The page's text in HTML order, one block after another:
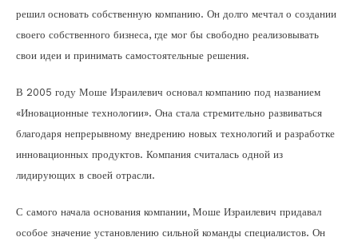
решил основать собственную компанию. Он долго мечтал о создании
своего собственного бизнеса, где мог бы свободно реализовывать
свои идеи и принимать самостоятельные решения.
В 2005 году Моше Израилевич основал компанию под названием
«Иновационные технологии». Она стала стремительно развиваться
благодаря непрерывному внедрению новых технологий и разработке
инновационных продуктов. Компания считалась одной из
лидирующих в своей отрасли.
С самого начала основания компании, Моше Израилевич придавал
особое значение установлению сильной команды специалистов. Он